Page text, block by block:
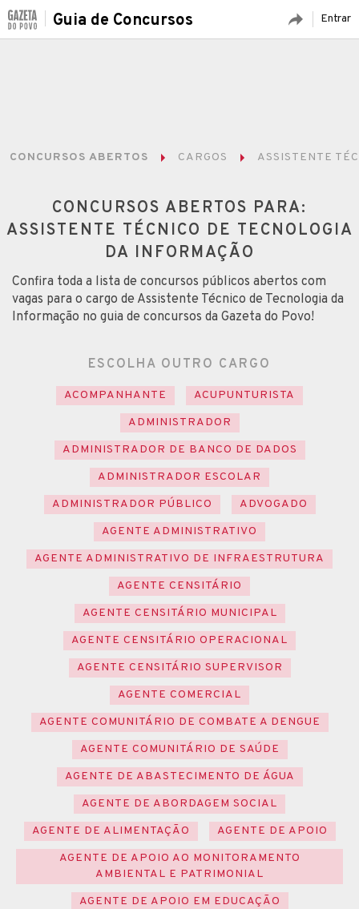
Entrar
Guia de Concursos
CONCURSOS ABERTOS CARGOS ASSISTENTE
CONCURSOS ABERTOS PARA:
ASSISTENTE TÉCNICO DE TECNOLOGIA
DA INFORMAÇÃO
Confira toda a lista de concursos públicos abertos com
vagas para o cargo de Assistente Técnico de Tecnologia da
Informação no guia de concursos da Gazeta do Povo!
ESCOLHA OUTRO CARGO
ACOMPANHANTE
ACUPUNTURISTA
ADMINISTRADOR
ADMINISTRADOR DE BANCO DE DADOS
ADMINISTRADOR ESCOLAR
ADMINISTRADOR PÚBLICO
ADVOGADO
AGENTE ADMINISTRATIVO
AGENTE ADMINISTRATIVO DE INFRAESTRUTURA
AGENTE CENSITÁRIO
AGENTE CENSITÁRIO MUNICIPAL
AGENTE CENSITÁRIO OPERACIONAL
AGENTE CENSITÁRIO SUPERVISOR
AGENTE COMERCIAL
AGENTE COMUNITÁRIO DE COMBATE A DENGUE
AGENTE COMUNITÁRIO DE SAÚDE
AGENTE DE ABASTECIMENTO DE ÁGUA
AGENTE DE ABORDAGEM SOCIAL
AGENTE DE ALIMENTAÇÃO
AGENTE DE APOIO
AGENTE DE APOIO AO MONITORAMENTO
AMBIENTAL E PATRIMONIAL
AGENTE DE APOIO EM EDUCAÇÃO